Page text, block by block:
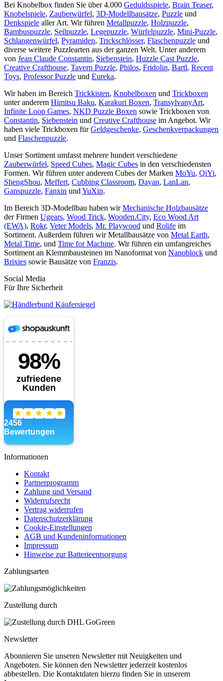
Bei Knobelbox finden Sie über 4.000 Geduldsspiele, Brain Teaser,
Knobelspiele, Zauberwürfel, 3D-Modellbausätze, Puzzle und
Denkspiele aller Art. Wir führen Metallpuzzle, Holzpuzzle,
Bambuspuzzle, Seilpuzzle, Legepuzzle, Würfelpuzzle, Mini-Puzzle,
Schlangenwürfel, Pyramiden, Trickschlösser, Flaschenpuzzle und
diverse weitere Puzzlearten aus der ganzen Welt. Unter anderem
von Jean Claude Constantin, Siebenstein, Huzzle Cast Puzzle,
Creative Crafthouse, Tavern Puzzle, Philos, Fridolin, Bartl, Recent
Toys, Professor Puzzle und Eureka.
Wir haben im Bereich Trickkisten, Knobelboxen und Trickboxen
unter anderem Himitsu Baku, Karakuri Boxen, TransylvanyArt,
Infinite Loop Games, NKD Puzzle Boxen sowie Trickboxen von
Constantin, Siebenstein und Creative Crafthouse im Angebot. Wir
haben viele Trickboxen fürGeldgeschenke, Geschenkverpackungen
und Flaschenpuzzle.
Unser Sortiment umfasst mehrere hundert verschiedene
Zauberwürfel, Speed Cubes, Magic Cubes in den verschiedensten
Formen. Wir führen unter anderem Cubes der Marken MoYu, QiYi,
ShengShou, Meffert, Cubbing Classroom, Dayan, LanLan,
Ganspuzzle, Fanxin und YuXin.
Im Bereich 3D-Modellbau haben wirMechanische Holzbausätze
der Firmen Ugears, Wood Trick, Wooden.City, Eco Wood Art
(EWA), Rokr, Veter Models, Mr. Playwood und Rolife im
Sortiment. Außerdem führen wir Metallbausätze von Metal Earth,
Metal Time, und Time for Machine. Wir führen ein umfangreiches
Sortiment an Klemmbausteinen im Nanoformat von Nanoblock und
Brixies sowie Bausätze von Franzis.
Social Media
Für Ihre Sicherheit
Informationen
Kontakt
Partnerprogramm
Zahlung und Versand
Widerrufsrecht
Vertrag widerrufen
Datenschutzerklärung
Cookie-Einstellungen
AGB und Kundeninformationen
Impressum
Hinweise zur Batterieentsorgung
Zahlungsarten
Zustellung durch
Newsletter
Abonnieren Sie unseren Newsletter mit Neuigkeiten und
Angeboten. Sie können den Newsletter jederzeit kostenlos
abbestellen. Die Kontaktdaten hierzu finden Sie in unserem